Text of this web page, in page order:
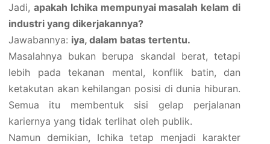
Jadi, apakah Ichika mempunyai masalah kelam di
industri yang dikerjakannya?
Jawabannya: iya, dalam batas tertentu.
Masalahnya bukan berupa skandal berat, tetapi
lebih pada tekanan mental, konflik batin, dan
ketakutan akan kehilangan posisi di dunia hiburan.
Semua itu membentuk sisi gelap perjalanan
kariernya yang tidak terlihat oleh publik.
Namun demikian, Ichika tetap menjadi karakter